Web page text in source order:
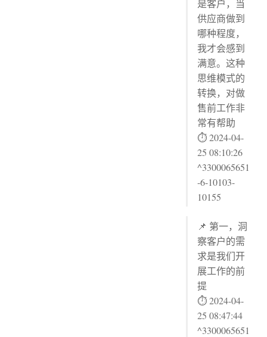
是客户，当
供应商做到
哪种程度，
我才会感到
满意。这种
思维模式的
转换，对做
售前工作非
常有帮助
⏱ 2024-04-
25 08:10:26
^3300065651
-6-10103-
10155
📌 第一，洞
察客户的需
求是我们开
展工作的前
提
⏱ 2024-04-
25 08:47:44
^3300065651